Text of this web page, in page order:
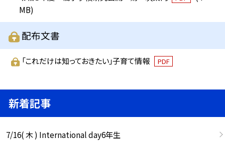
MB)
配布文書
「これだけは知っておきたい」子育て情報 PDF
新着記事
7/16( 木 ) International day6年生